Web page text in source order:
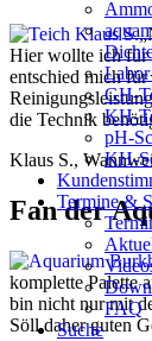
GH-
KH-
pH-
KH-
Termine &
FAQ
Suche
Hier wollte ich für
entschied mich
die Technik
Klaus S.,
Fan der
komplette Palette
bin nicht nur mit
Söll daher guten